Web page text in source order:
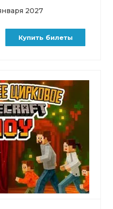
2027
Купить билеты